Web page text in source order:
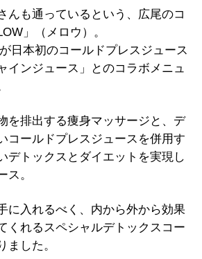
んも通っているという、広尾のコ
」（メロウ）。
日本初のコールドプレスジュース
インジュース」とのコラボメニュ
を排出する痩身マッサージと、デ
コールドプレスジュースを併用す
デトックスとダイエットを実現し
ス。
に入れるべく、内から外から効果
くれるスペシャルデトックスコー
ました。